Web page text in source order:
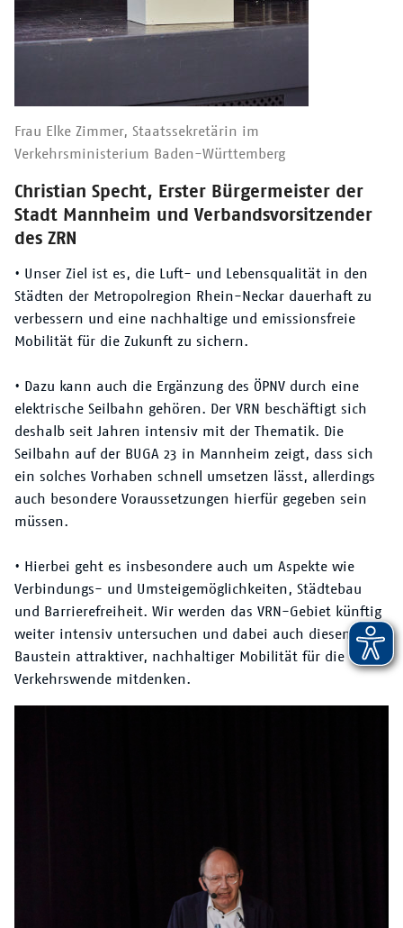
Frau Elke Zimmer, Staatssekretärin im
Verkehrsministerium Baden-Württemberg
Christian Specht, Erster Bürgermeister der
Stadt Mannheim und Verbandsvorsitzender
des ZRN
• Unser Ziel ist es, die Luft- und Lebensqualität in den
Städten der Metropolregion Rhein-Neckar dauerhaft zu
verbessern und eine nachhaltige und emissionsfreie
Mobilität für die Zukunft zu sichern.
• Dazu kann auch die Ergänzung des ÖPNV durch eine
elektrische Seilbahn gehören. Der VRN beschäftigt sich
deshalb seit Jahren intensiv mit der Thematik. Die
Seilbahn auf der BUGA 23 in Mannheim zeigt, dass sich
ein solches Vorhaben schnell umsetzen lässt, allerdings
auch besondere Voraussetzungen hierfür gegeben sein
müssen.
• Hierbei geht es insbesondere auch um Aspekte wie
Verbindungs- und Umsteigemöglichkeiten, Städtebau
und Barrierefreiheit. Wir werden das VRN-Gebiet künftig
weiter intensiv untersuchen und dabei auch diesen
Baustein attraktiver, nachhaltiger Mobilität für die
Verkehrswende mitdenken.